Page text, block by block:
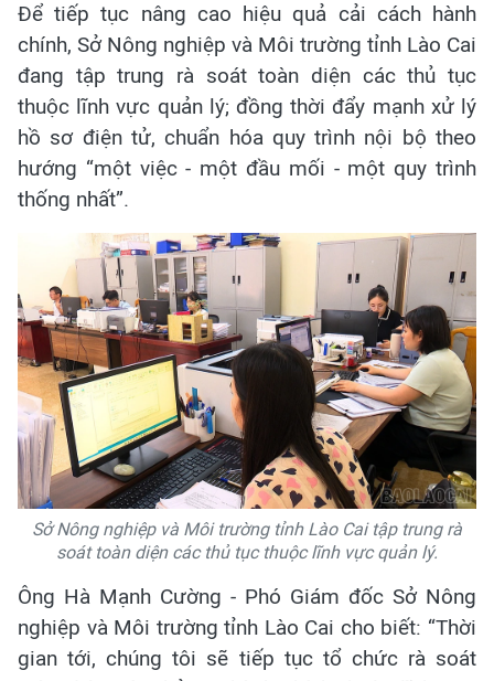
Để tiếp tục nâng cao hiệu quả cải cách hành
chính, Sở Nông nghiệp và Môi trường tỉnh Lào Cai
đang tập trung rà soát toàn diện các thủ tục
thuộc lĩnh vực quản lý; đồng thời đẩy mạnh xử lý
hồ sơ điện tử, chuẩn hóa quy trình nội bộ theo
hướng “một việc - một đầu mối - một quy trình
thống nhất”.
Sở Nông nghiệp và Môi trường tỉnh Lào Cai tập trung rà
soát toàn diện các thủ tục thuộc lĩnh vực quản lý.
Ông Hà Mạnh Cường - Phó Giám đốc Sở Nông
nghiệp và Môi trường tỉnh Lào Cai cho biết: “Thời
gian tới, chúng tôi sẽ tiếp tục tổ chức rà soát